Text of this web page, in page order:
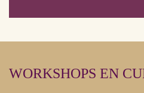
WORKSHOPS EN